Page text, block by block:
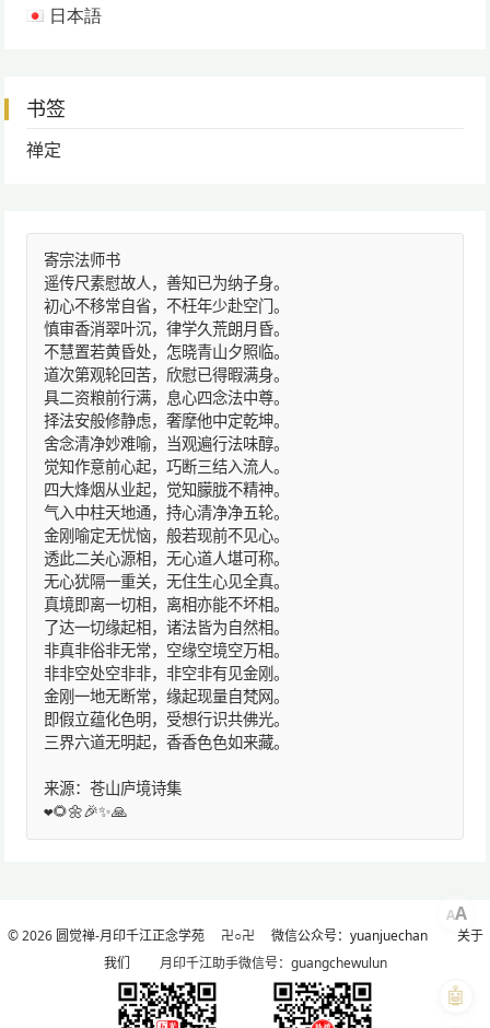
日本語
书签
禅定
寄宗法师书
遥传尺素慰故人，善知已为纳子身。
初心不移常自省，不枉年少赴空门。
慎审香消翠叶沉，律学久荒朗月昏。
不慧置若黄昏处，怎晓青山夕照临。
道次第观轮回苦，欣慰已得暇满身。
具二资粮前行满，息心四念法中尊。
择法安般修静虑，奢摩他中定乾坤。
舍念清净妙难喻，当观遍行法味醇。
觉知作意前心起，巧断三结入流人。
四大烽烟从业起，觉知朦胧不精神。
气入中柱天地通，持心清净净五轮。
金刚喻定无忧恼，般若现前不见心。
透此二关心源相，无心道人堪可称。
无心犹隔一重关，无住生心见全真。
真境即离一切相，离相亦能不坏相。
了达一切缘起相，诸法皆为自然相。
非真非俗非无常，空缘空境空万相。
非非空处空非非，非空非有见金刚。
金刚一地无断常，缘起现量自梵网。
即假立蕴化色明，受想行识共佛光。
三界六道无明起，香香色色如来藏。
来源：苍山庐境诗集
❤️🌻🌼🎉✨🙏
© 2026 圆觉禅-月印千江正念学苑卍○卍 微信公众号：yuanjuechan
关于
我们 月印千江助手微信号：guangchewulun
AA
🤖